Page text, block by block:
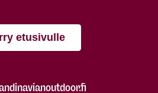
etusivulle